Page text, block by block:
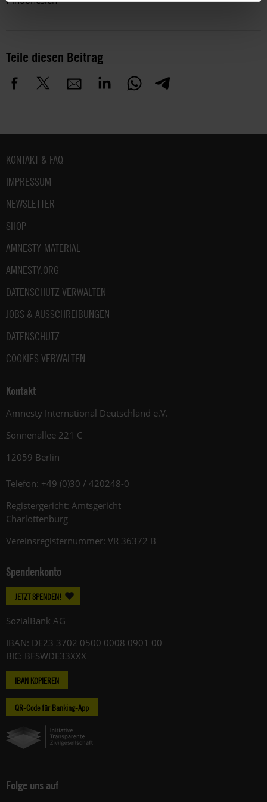
Teile diesen Beitrag
Fußbereich
KONTAKT & FAQ
IMPRESSUM
NEWSLETTER
SHOP
AMNESTY-MATERIAL
AMNESTY.ORG
DATENSCHUTZ VERWALTEN
JOBS & AUSSCHREIBUNGEN
DATENSCHUTZ
COOKIES VERWALTEN
Kontakt
Amnesty International Deutschland e.V.
Sonnenallee 221 C
12059 Berlin
Telefon: +49 (0)30 / 420248-0
Registergericht: Amtsgericht
Charlottenburg
Vereinsregisternummer: VR 36372 B
Spendenkonto
JETZT SPENDEN!
SozialBank AG
IBAN: DE23 3702 0500 0008 0901 00
BIC: BFSWDE33XXX
IBAN KOPIEREN
QR-Code für Banking-App
Folge uns auf